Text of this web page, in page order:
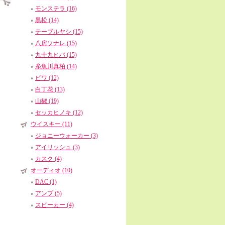
モンステラ (16)
黒松 (14)
テーブルヤシ (15)
八房ソナレ (15)
九十九ヒバ (15)
糸魚川真柏 (14)
ビワ (12)
白丁花 (13)
山椒 (19)
セッカヒノキ (12)
ウイスキー (11)
ジョニーウォーカー (3)
アイリッシュ (3)
カスク (4)
オーディオ (10)
DAC (1)
アンプ (5)
スピーカー (4)